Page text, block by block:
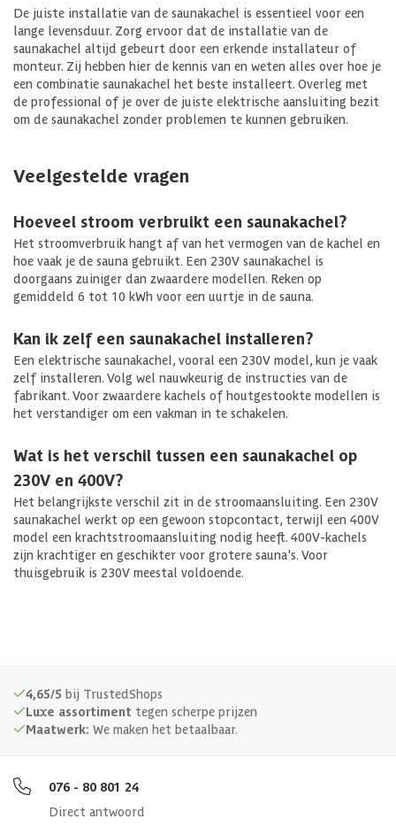
De juiste installatie van de saunakachel is essentieel voor een
lange levensduur. Zorg ervoor dat de installatie van de
saunakachel altijd gebeurt door een erkende installateur of
monteur. Zij hebben hier de kennis van en weten alles over hoe je
een combinatie saunakachel het beste installeert. Overleg met
de professional of je over de juiste elektrische aansluiting bezit
om de saunakachel zonder problemen te kunnen gebruiken.
Veelgestelde vragen
Hoeveel stroom verbruikt een saunakachel?
Het stroomverbruik hangt af van het vermogen van de kachel en
hoe vaak je de sauna gebruikt. Een 230V saunakachel is
doorgaans zuiniger dan zwaardere modellen. Reken op
gemiddeld 6 tot 10 kWh voor een uurtje in de sauna.
Kan ik zelf een saunakachel installeren?
Een elektrische saunakachel, vooral een 230V model, kun je vaak
zelf installeren. Volg wel nauwkeurig de instructies van de
fabrikant. Voor zwaardere kachels of houtgestookte modellen is
het verstandiger om een vakman in te schakelen.
Wat is het verschil tussen een saunakachel op
230V en 400V?
Het belangrijkste verschil zit in de stroomaansluiting. Een 230V
saunakachel werkt op een gewoon stopcontact, terwijl een 400V
model een krachtstroomaansluiting nodig heeft. 400V-kachels
zijn krachtiger en geschikter voor grotere sauna's. Voor
thuisgebruik is 230V meestal voldoende.
4,65/5 bij TrustedShops
Luxe assortiment tegen scherpe prijzen
Maatwerk: We maken het betaalbaar.
076 - 80 801 24
Direct antwoord